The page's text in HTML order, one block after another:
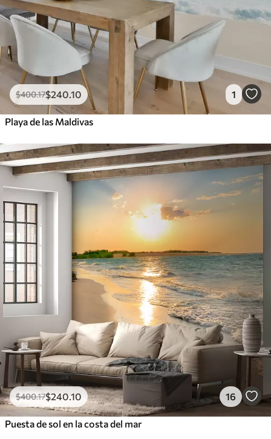
$400.17$240.10 1
Playa de las Maldivas
$400.17$240.10 16
Puesta de sol en la costa del mar